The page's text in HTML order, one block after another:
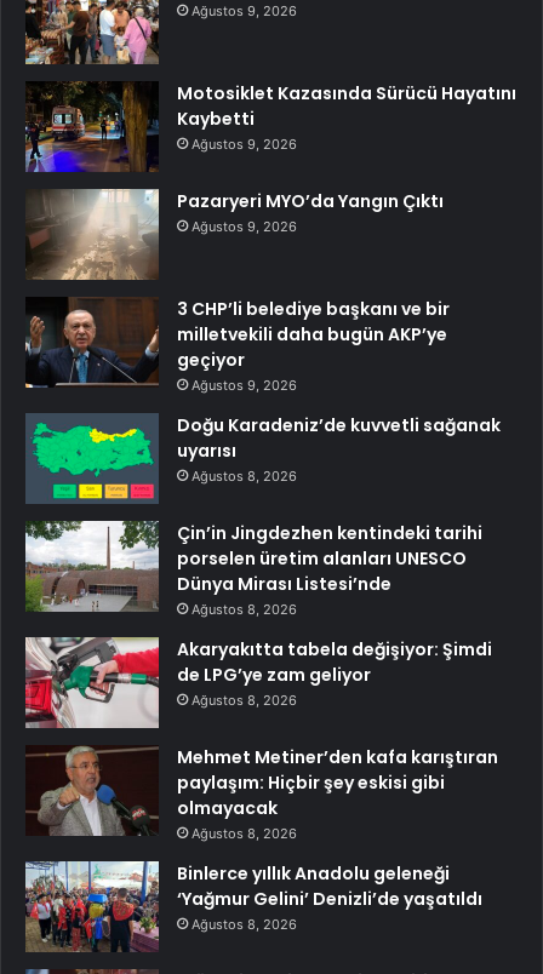
Ağustos 9, 2026
Motosiklet Kazasında Sürücü Hayatını
Kaybetti
Ağustos 9, 2026
Pazaryeri MYO’da Yangın Çıktı
Ağustos 9, 2026
3 CHP’li belediye başkanı ve bir
milletvekili daha bugün AKP’ye
geçiyor
Ağustos 9, 2026
Doğu Karadeniz’de kuvvetli sağanak
uyarısı
Ağustos 8, 2026
Çin’in Jingdezhen kentindeki tarihi
porselen üretim alanları UNESCO
Dünya Mirası Listesi’nde
Ağustos 8, 2026
Akaryakıtta tabela değişiyor: Şimdi
de LPG’ye zam geliyor
Ağustos 8, 2026
Mehmet Metiner’den kafa karıştıran
paylaşım: Hiçbir şey eskisi gibi
olmayacak
Ağustos 8, 2026
Binlerce yıllık Anadolu geleneği
‘Yağmur Gelini’ Denizli’de yaşatıldı
Ağustos 8, 2026